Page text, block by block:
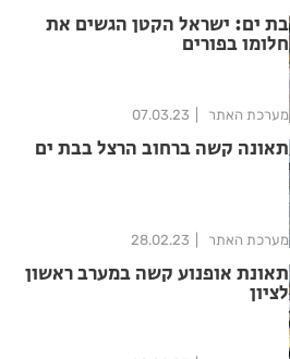
בת ים: ישראל הקטן הגשים את
חלומו בפורים
מערכת האתר 07.03.23
תאונה קשה ברחוב הרצל בבת ים
מערכת האתר 28.02.23
תאונת אופנוע קשה במערב ראשון
לציון